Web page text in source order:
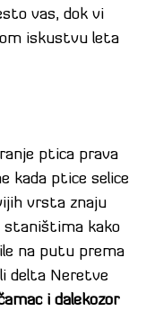
vas, dok vi
iskustvu leta
ptica prava
kada ptice selice
vrsta znaju
staništima kako
na putu prema
delta Neretve
i dalekozor